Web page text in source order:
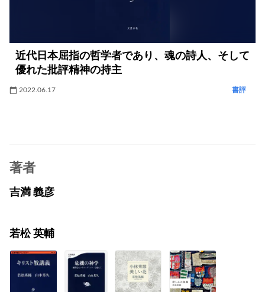
近代日本屈指の哲学者であり、魂の詩人、そして
優れた批評精神の持主
2022.06.17 書評
著者
吉満 義彦
若松 英輔